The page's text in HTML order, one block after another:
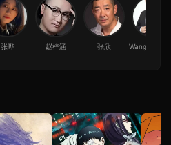
张晔 赵梓涵 张欣 Wang